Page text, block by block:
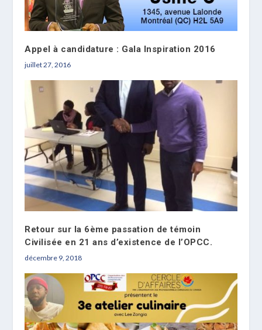
Appel à candidature : Gala Inspiration 2016
juillet 27, 2016
Retour sur la 6ème passation de témoin
Civilisée en 21 ans d’existence de l’OPCC.
décembre 9, 2018